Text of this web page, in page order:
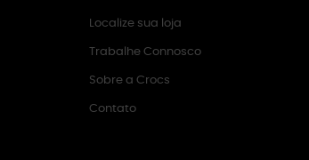
Localize sua loja
Trabalhe Connosco
Sobre a Crocs
Contato